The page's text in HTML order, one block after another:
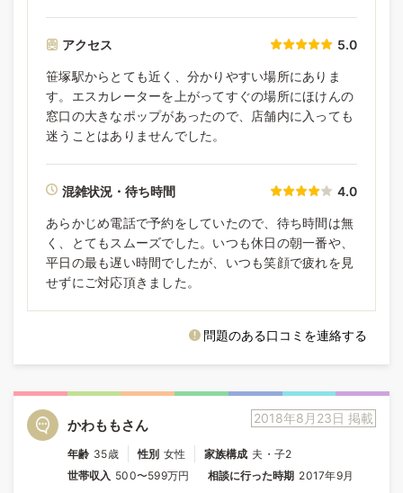
アクセス 5.0
笹塚駅からとても近く、分かりやすい場所にありま
す。エスカレーターを上がってすぐの場所にほけんの
窓口の大きなポップがあったので、店舗内に入っても
迷うことはありませんでした。
混雑状況・待ち時間 4.0
あらかじめ電話で予約をしていたので、待ち時間は無
く、とてもスムーズでした。いつも休日の朝一番や、
平日の最も遅い時間でしたが、いつも笑顔で疲れを見
せずにご対応頂きました。
問題のある口コミを連絡する
2018年8月23日 掲載
かわももさん
年齢 35歳 性別 女性 家族構成 夫・子2
世帯収入 500〜599万円 相談に行った時期 2017年9月